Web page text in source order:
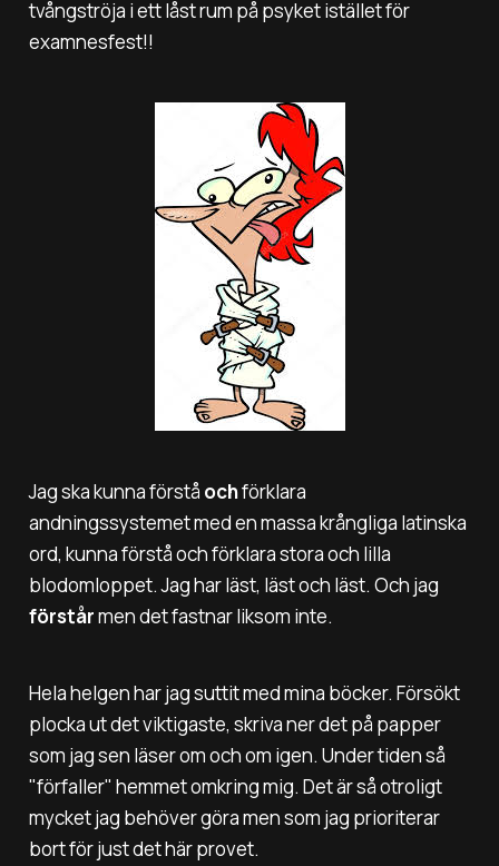
tvångströja i ett låst rum på psyket istället för
examnesfest!!
Jag ska kunna förstå ochförklara
andningssystemet med en massa krångliga latinska
ord, kunna förstå och förklara stora och lilla
blodomloppet. Jag har läst, läst och läst. Och jag
förstårmen det fastnar liksom inte.
Hela helgen har jag suttit med mina böcker. Försökt
plocka ut det viktigaste, skriva ner det på papper
som jag sen läser om och om igen. Under tiden så
"förfaller" hemmet omkring mig. Det är så otroligt
mycket jag behöver göra men som jag prioriterar
bort för just det här provet.